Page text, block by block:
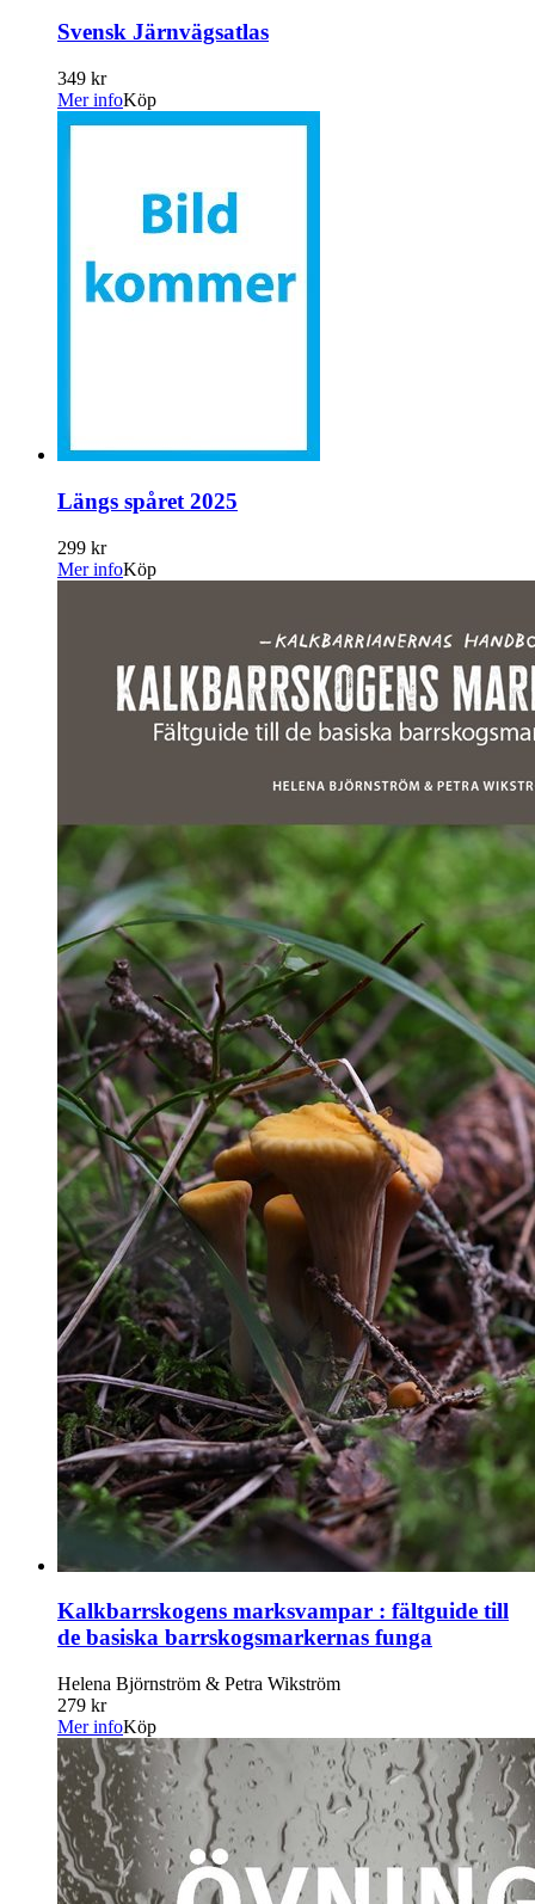
Svensk Järnvägsatlas
349 kr
Mer infoKöp
Längs spåret 2025
299 kr
Mer infoKöp
Kalkbarrskogens marksvampar : fältguide till
de basiska barrskogsmarkernas funga
Helena Björnström & Petra Wikström
279 kr
Mer infoKöp